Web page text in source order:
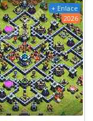
+ Enlace
2026